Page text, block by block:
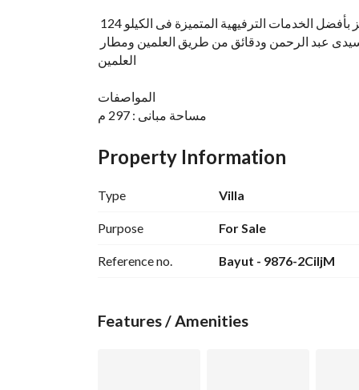
العلمين
المواصفات
مساحة مبانى : 297 م
5 غرف نوم (ويمكن عمل غرفة سادسة)
دريسنج رووم
غرفة مربية بحمام
2 ريسيبشن
بيتش كلوب
Property Information
Type Villa
Purpose For Sale
Reference no. Bayut - 9876-2CiljM
Features / Amenities